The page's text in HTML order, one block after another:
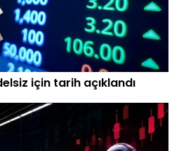
için tarih açıklandı